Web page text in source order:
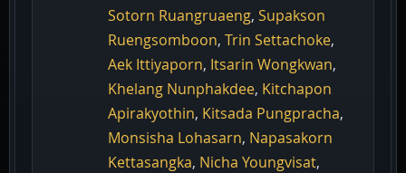
Sotorn Ruangruaeng, Supakson
Ruengsomboon, Trin Settachoke,
Aek Ittiyaporn, Itsarin Wongkwan,
Khelang Nunphakdee, Kitchapon
Apirakyothin, Kitsada Pungpracha,
Monsisha Lohasarn, Napasakorn
Kettasangka, Nicha Youngvisat,